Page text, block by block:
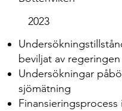
2023
beviljat av regeringen
Undersökningar
sjömätning
Finansieringsprocess